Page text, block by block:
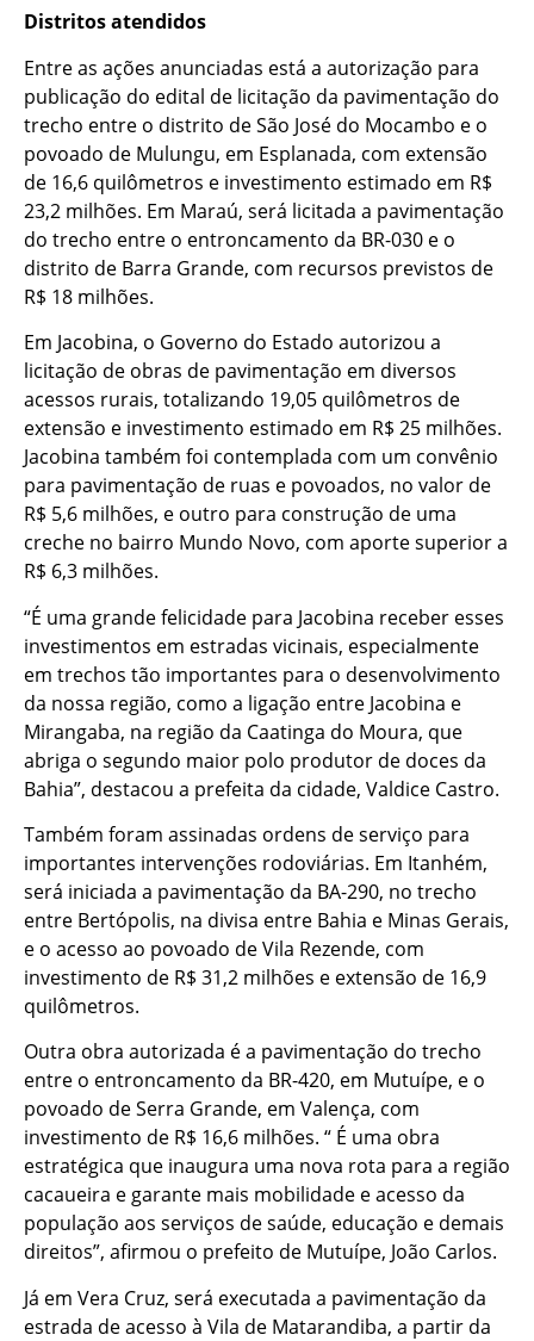
Distritos atendidos
Entre as ações anunciadas está a autorização para
publicação do edital de licitação da pavimentação do
trecho entre o distrito de São José do Mocambo e o
povoado de Mulungu, em Esplanada, com extensão
de 16,6 quilômetros e investimento estimado em R$
23,2 milhões. Em Maraú, será licitada a pavimentação
do trecho entre o entroncamento da BR-030 e o
distrito de Barra Grande, com recursos previstos de
R$ 18 milhões.
Em Jacobina, o Governo do Estado autorizou a
licitação de obras de pavimentação em diversos
acessos rurais, totalizando 19,05 quilômetros de
extensão e investimento estimado em R$ 25 milhões.
Jacobina também foi contemplada com um convênio
para pavimentação de ruas e povoados, no valor de
R$ 5,6 milhões, e outro para construção de uma
creche no bairro Mundo Novo, com aporte superior a
R$ 6,3 milhões.
“É uma grande felicidade para Jacobina receber esses
investimentos em estradas vicinais, especialmente
em trechos tão importantes para o desenvolvimento
da nossa região, como a ligação entre Jacobina e
Mirangaba, na região da Caatinga do Moura, que
abriga o segundo maior polo produtor de doces da
Bahia”, destacou a prefeita da cidade, Valdice Castro.
Também foram assinadas ordens de serviço para
importantes intervenções rodoviárias. Em Itanhém,
será iniciada a pavimentação da BA-290, no trecho
entre Bertópolis, na divisa entre Bahia e Minas Gerais,
e o acesso ao povoado de Vila Rezende, com
investimento de R$ 31,2 milhões e extensão de 16,9
quilômetros.
Outra obra autorizada é a pavimentação do trecho
entre o entroncamento da BR-420, em Mutuípe, e o
povoado de Serra Grande, em Valença, com
investimento de R$ 16,6 milhões. “ É uma obra
estratégica que inaugura uma nova rota para a região
cacaueira e garante mais mobilidade e acesso da
população aos serviços de saúde, educação e demais
direitos”, afirmou o prefeito de Mutuípe, João Carlos.
Já em Vera Cruz, será executada a pavimentação da
estrada de acesso à Vila de Matarandiba, a partir da